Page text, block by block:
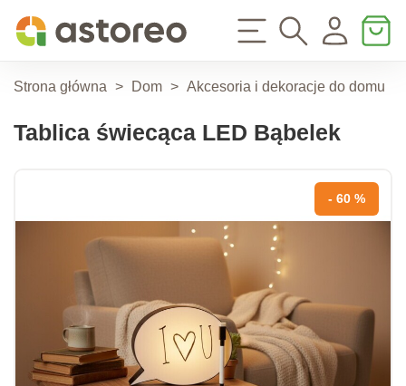
Strona główna > Dom > Akcesoria i dekoracje do domu
Tablica świecąca LED Bąbelek
- 60 %